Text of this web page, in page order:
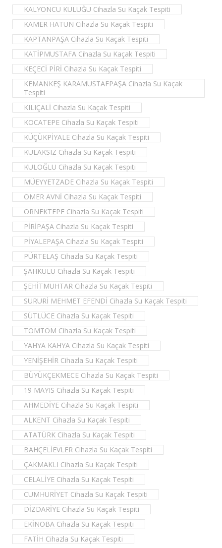
KALYONCU KULUĞU Cihazla Su Kaçak Tespiti
KAMER HATUN Cihazla Su Kaçak Tespiti
KAPTANPAŞA Cihazla Su Kaçak Tespiti
KATİPMUSTAFA Cihazla Su Kaçak Tespiti
KEÇECİ PİRİ Cihazla Su Kaçak Tespiti
KEMANKEŞ KARAMUSTAFPAŞA Cihazla Su Kaçak
Tespiti
KILIÇALİ Cihazla Su Kaçak Tespiti
KOCATEPE Cihazla Su Kaçak Tespiti
KÜÇÜKPİYALE Cihazla Su Kaçak Tespiti
KULAKSIZ Cihazla Su Kaçak Tespiti
KULOĞLU Cihazla Su Kaçak Tespiti
MÜEYYETZADE Cihazla Su Kaçak Tespiti
ÖMER AVNİ Cihazla Su Kaçak Tespiti
ÖRNEKTEPE Cihazla Su Kaçak Tespiti
PİRİPAŞA Cihazla Su Kaçak Tespiti
PİYALEPAŞA Cihazla Su Kaçak Tespiti
PÜRTELAŞ Cihazla Su Kaçak Tespiti
ŞAHKULU Cihazla Su Kaçak Tespiti
ŞEHİTMUHTAR Cihazla Su Kaçak Tespiti
SURURİ MEHMET EFENDİ Cihazla Su Kaçak Tespiti
SÜTLÜCE Cihazla Su Kaçak Tespiti
TOMTOM Cihazla Su Kaçak Tespiti
YAHYA KAHYA Cihazla Su Kaçak Tespiti
YENİŞEHİR Cihazla Su Kaçak Tespiti
BÜYÜKÇEKMECE Cihazla Su Kaçak Tespiti
19 MAYIS Cihazla Su Kaçak Tespiti
AHMEDİYE Cihazla Su Kaçak Tespiti
ALKENT Cihazla Su Kaçak Tespiti
ATATÜRK Cihazla Su Kaçak Tespiti
BAHÇELİEVLER Cihazla Su Kaçak Tespiti
ÇAKMAKLI Cihazla Su Kaçak Tespiti
CELALİYE Cihazla Su Kaçak Tespiti
CUMHURİYET Cihazla Su Kaçak Tespiti
DİZDARİYE Cihazla Su Kaçak Tespiti
EKİNOBA Cihazla Su Kaçak Tespiti
FATİH Cihazla Su Kaçak Tespiti